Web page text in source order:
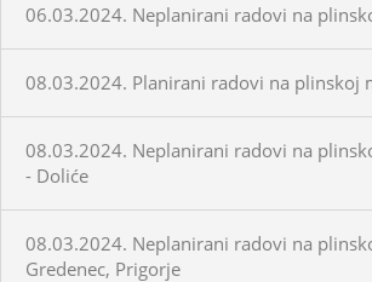
06.03.2024. Neplanirani radovi na
08.03.2024. Planirani radovi na plinskoj
08.03.2024. Neplanirani radovi na
- Doliće
08.03.2024. Neplanirani radovi na
Gredenec, Prigorje